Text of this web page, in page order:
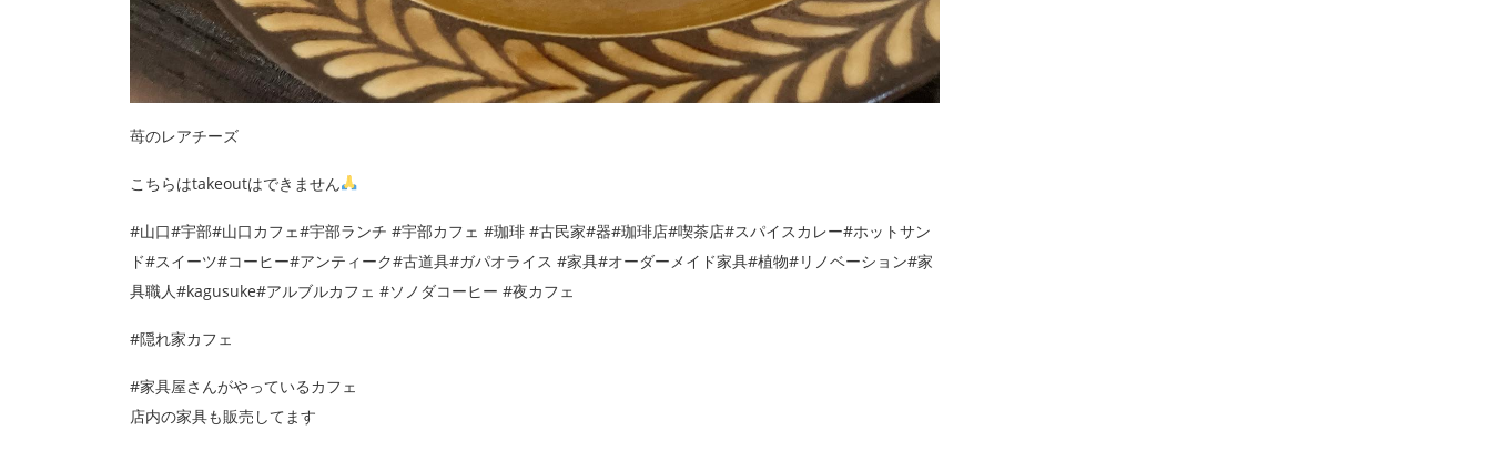
苺のレアチーズ
こちらはtakeoutはできません
#山口#宇部#山口カフェ#宇部ランチ #宇部カフェ #珈琲 #古民家#器#珈琲店#喫茶店#スパイスカレー#ホットサン
ド#スイーツ#コーヒー#アンティーク#古道具#ガパオライス #家具#オーダーメイド家具#植物#リノベーション#家
具職人#kagusuke#アルブルカフェ #ソノダコーヒー #夜カフェ
#隠れ家カフェ
#家具屋さんがやっているカフェ
店内の家具も販売してます